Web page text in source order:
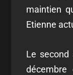
maintien
Etienne
Le second